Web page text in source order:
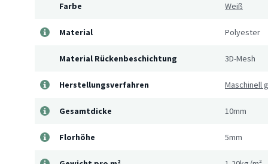
Farbe Weiß
Material Polyester
Material Rückenbeschichtung 3D-Mesh
Herstellungsverfahren Maschinell
Gesamtdicke 10mm
Florhöhe 5mm